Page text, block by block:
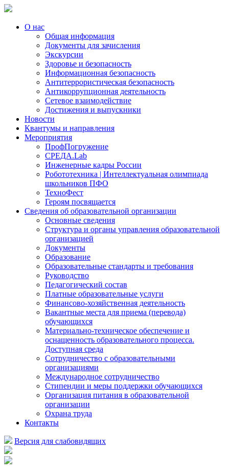
О нас
Общая информация
Документы для зачисления
Экскурсии
Здоровье и безопасность
Информационная безопасность
Антитеррористическая безопасность
Антикоррупционная деятельность
Сетевое взаимодействие
Достижения и выпускники
Новости
Квантумы и направления
Мероприятия
ПрофПогружение
СРЕДА.Lab
Инженерные кадры России
Робототехника | Интеллектуальная олимпиада
школьников ПФО
ТехноФест
Героям посвящается
Сведения об образовательной организации
Основные сведения
Структура и органы управления образовательной
организацией
Документы
Образование
Образовательные стандарты и требования
Руководство
Педагогический состав
Платные образовательные услуги
Финансово-хозяйственная деятельность
Вакантные места для приема (перевода)
обучающихся
Материально-техническое обеспечение и
оснащенность образовательного процесса.
Доступная среда
Сотрудничество с образовательными
организациями
Международное сотрудничество
Стипендии и меры поддержки обучающихся
Организация питания в образовательной
организации
Охрана труда
Контакты
Версия для слабовидящих